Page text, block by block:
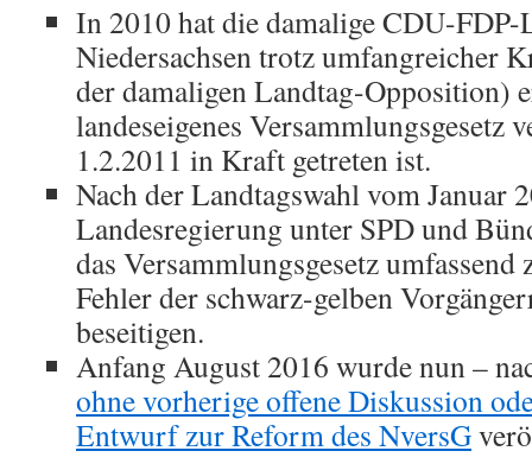
In 2010 hat die damalige CDU-
Niedersachsen trotz umfangreicher
der damaligen Landtag-Opposition)
landeseigenes Versammlungsgesetz
1.2.2011 in Kraft getreten ist.
Nach der Landtagswahl vom Januar
Landesregierung unter SPD und
das Versammlungsgesetz
Fehler der schwarz-gelben
beseitigen.
Anfang August 2016 wurde nun –
ohne vorherige offene Diskussion
Entwurf zur Reform des NversG